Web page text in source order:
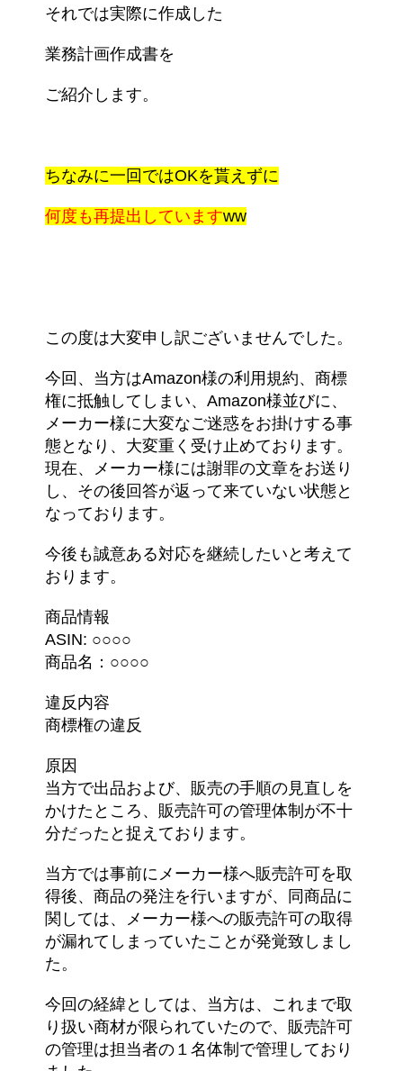
それでは実際に作成した
業務計画作成書を
ご紹介します。
ちなみに一回ではOKを貰えずに
何度も再提出していますww
この度は大変申し訳ございませんでした。
今回、当方はAmazon様の利用規約、商標
権に抵触してしまい、Amazon様並びに、
メーカー様に大変なご迷惑をお掛けする事
態となり、大変重く受け止めております。
現在、メーカー様には謝罪の文章をお送り
し、その後回答が返って来ていない状態と
なっております。
今後も誠意ある対応を継続したいと考えて
おります。
商品情報
ASIN: ○○○○
商品名：○○○○
違反内容
商標権の違反
原因
当方で出品および、販売の手順の見直しを
かけたところ、販売許可の管理体制が不十
分だったと捉えております。
当方では事前にメーカー様へ販売許可を取
得後、商品の発注を行いますが、同商品に
関しては、メーカー様への販売許可の取得
が漏れてしまっていたことが発覚致しまし
た。
今回の経緯としては、当方は、これまで取
り扱い商材が限られていたので、販売許可
の管理は担当者の１名体制で管理しており